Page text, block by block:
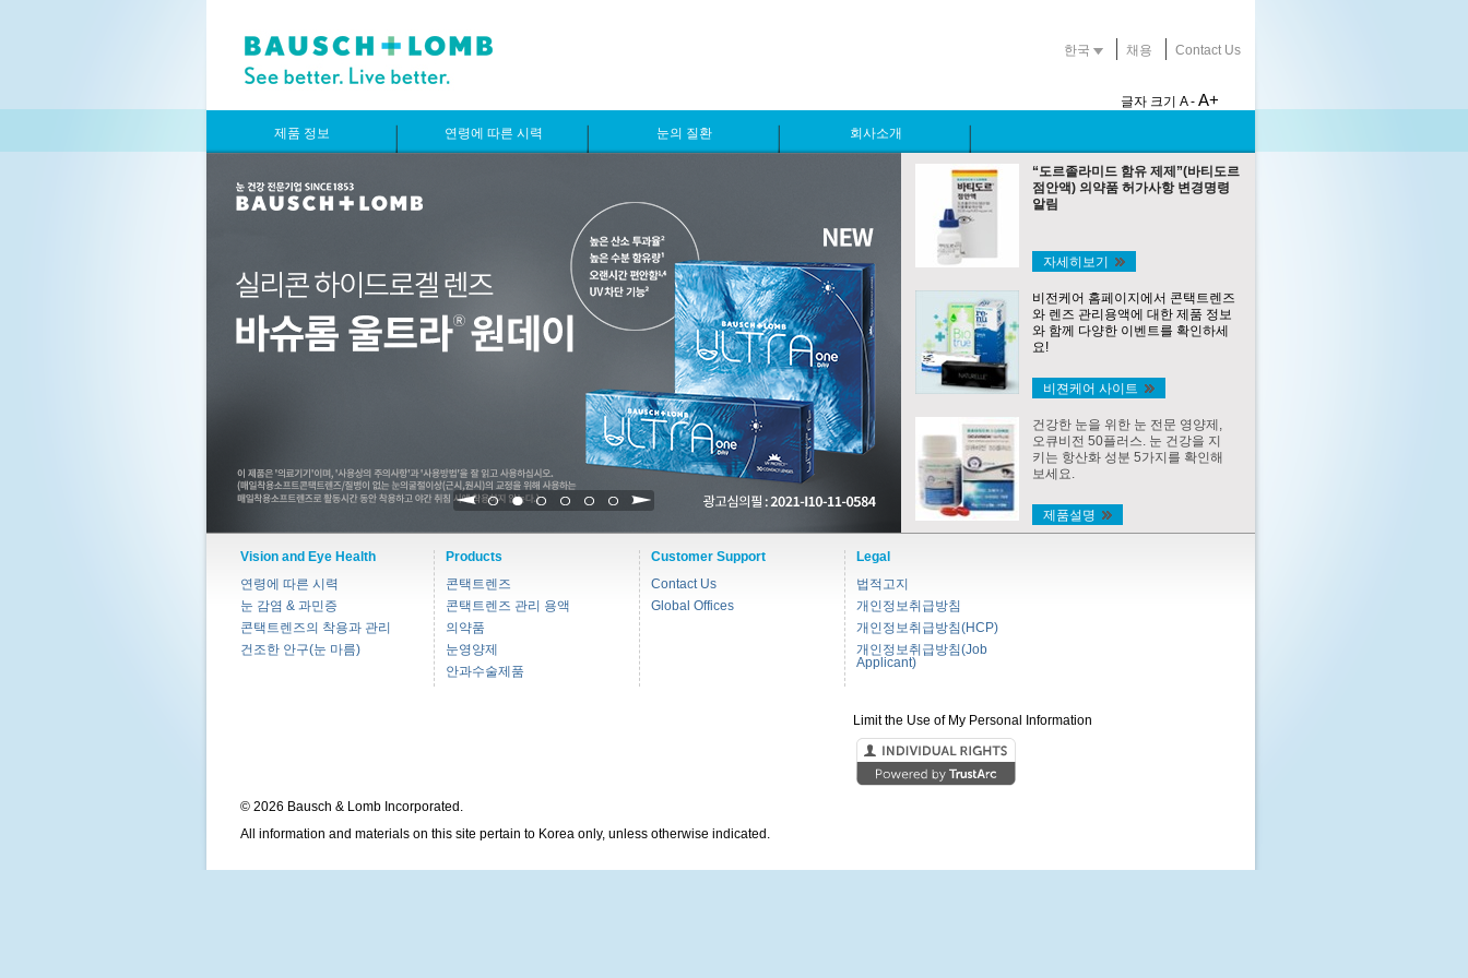
한국 채용 Contact Us
글자 크기 A - A+
제품 정보 연령에 따른 시력 눈의 질환 회사소개
1 2 3 4 5 6
“도르졸라미드 함유 제제”(바티도르
점안액) 의약품 허가사항 변경명령
알림
자세히보기
비전케어 홈페이지에서 콘택트렌즈
와 렌즈 관리용액에 대한 제품 정보
와 함께 다양한 이벤트를 확인하세
요!
비젼케어 사이트
건강한 눈을 위한 눈 전문 영양제,
오큐비전 50플러스. 눈 건강을 지
키는 항산화 성분 5가지를 확인해
보세요.
제품설명
Vision and Eye Health
연령에 따른 시력
눈 감염 & 과민증
콘택트렌즈의 착용과 관리
건조한 안구(눈 마름)
Products
콘택트렌즈
콘택트렌즈 관리 용액
의약품
눈영양제
안과수술제품
Customer Support
Contact Us
Global Offices
Legal
법적고지
개인정보취급방침
개인정보취급방침(HCP)
개인정보취급방침(Job
Applicant)
Limit the Use of My Personal Information
© 2026 Bausch & Lomb Incorporated.
All information and materials on this site pertain to Korea only, unless otherwise indicated.